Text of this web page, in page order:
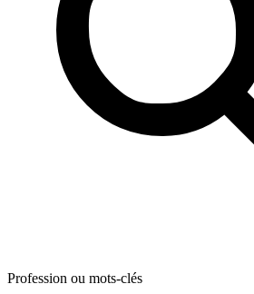
Profession ou mots-clés